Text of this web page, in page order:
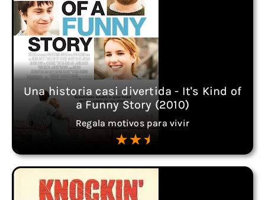
Una historia casi divertida - It's Kind of
a Funny Story (2010)
Regala motivos para vivir